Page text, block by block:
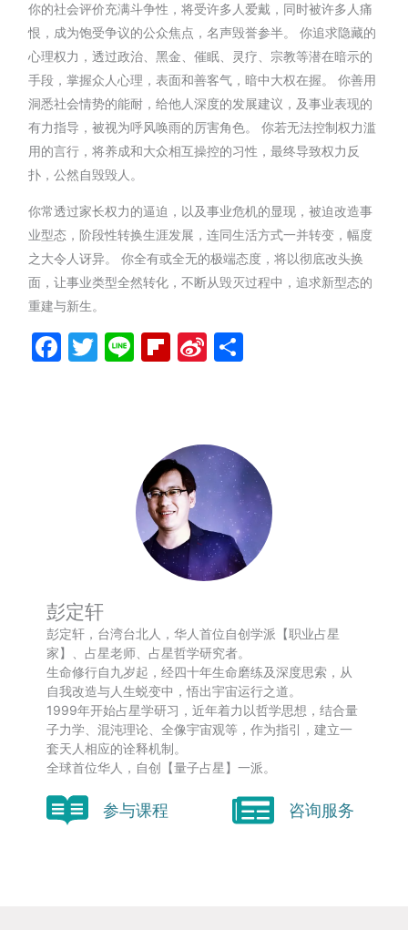
你的社会评价充满斗争性，将受许多人爱戴，同时被许多人痛
恨，成为饱受争议的公众焦点，名声毁誉参半。 你追求隐藏的
心理权力，透过政治、黑金、催眠、灵疗、宗教等潜在暗示的
手段，掌握众人心理，表面和善客气，暗中大权在握。 你善用
洞悉社会情势的能耐，给他人深度的发展建议，及事业表现的
有力指导，被视为呼风唤雨的厉害角色。 你若无法控制权力滥
用的言行，将养成和大众相互操控的习性，最终导致权力反
扑，公然自毁毁人。
你常透过家长权力的逼迫，以及事业危机的显现，被迫改造事
业型态，阶段性转换生涯发展，连同生活方式一并转变，幅度
之大令人讶异。 你全有或全无的极端态度，将以彻底改头换
面，让事业类型全然转化，不断从毁灭过程中，追求新型态的
重建与新生。
Facebook
Twitter
LineFlipboard
Sina
彭定轩
彭定轩，台湾台北人，华人首位自创学派【职业占星
家】、占星老师、占星哲学研究者。
生命修行自九岁起，经四十年生命磨练及深度思索，从
自我改造与人生蜕变中，悟出宇宙运行之道。
1999年开始占星学研习，近年着力以哲学思想，结合量
子力学、混沌理论、全像宇宙观等，作为指引，建立一
套天人相应的诠释机制。
全球首位华人，自创【量子占星】一派。
参与课程 咨询服务